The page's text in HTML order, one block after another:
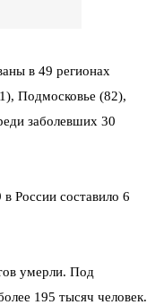
в 49 регионах
Подмосковье (82),
заболевших 30
России составило 6
умерли. Под
195 тысяч человек.